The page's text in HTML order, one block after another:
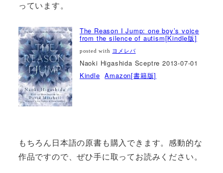
っています。
The Reason I Jump: one boy’s voice
from the silence of autism[Kindle版]
posted with ヨメレバ
Naoki Higashida Sceptre 2013-07-01
Kindle Amazon[書籍版]
もちろん日本語の原書も購入できます。感動的な
作品ですので、ぜひ手に取ってお読みください。